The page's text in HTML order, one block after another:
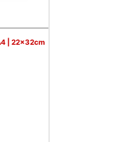
| 22x32cm